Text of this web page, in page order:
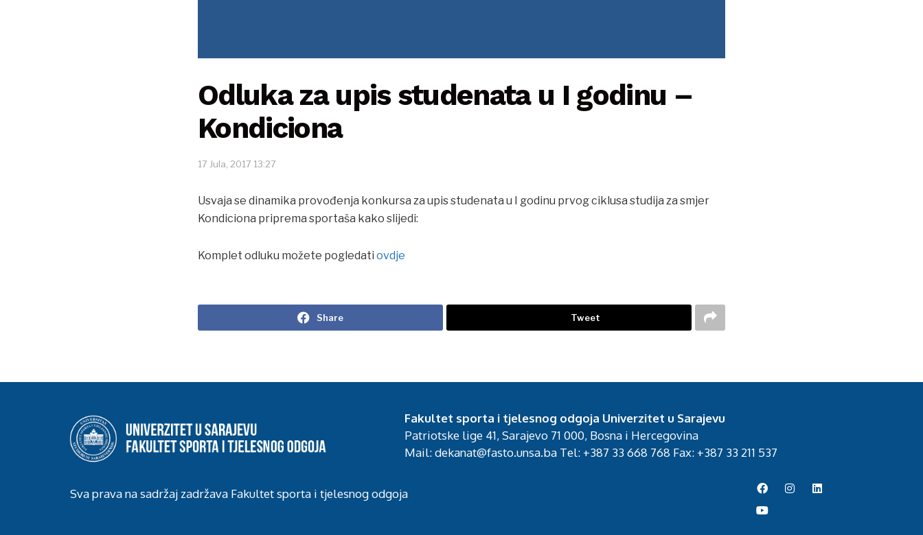
Odluka za upis studenata u I godinu –
Kondiciona
17 Jula, 2017 13:27
Usvaja se dinamika provođenja konkursa za upis studenata u I godinu prvog ciklusa studija za smjer
Kondiciona priprema sportaša kako slijedi:
Komplet odluku možete pogledati ovdje
Share Tweet
Fakultet sporta i tjelesnog odgoja Univerzitet u Sarajevu
Patriotske lige 41, Sarajevo 71 000, Bosna i Hercegovina
Mail: dekanat@fasto.unsa.ba Tel: +387 33 668 768 Fax: +387 33 211 537
Sva prava na sadržaj zadržava Fakultet sporta i tjelesnog odgoja